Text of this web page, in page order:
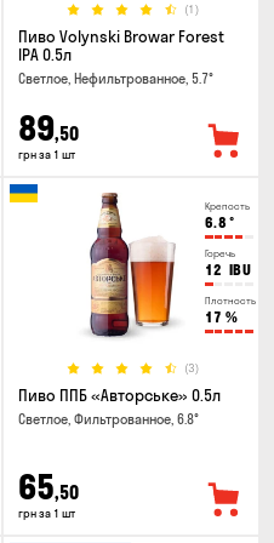
(1)
Пиво Volynski Browar Forest
IPA 0.5л
Светлое, Нефильтрованное, 5.7°
89,50
грн за 1 шт
Крепость
6.8 °
Горечь
12 IBU
Плотность
17 %
(3)
Пиво ППБ «Авторське» 0.5л
Светлое, Фильтрованное, 6.8°
65,50
грн за 1 шт